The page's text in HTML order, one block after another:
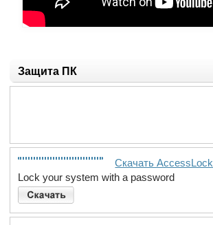
Защита ПК
Скачать AccessLock
Lock your system with a password